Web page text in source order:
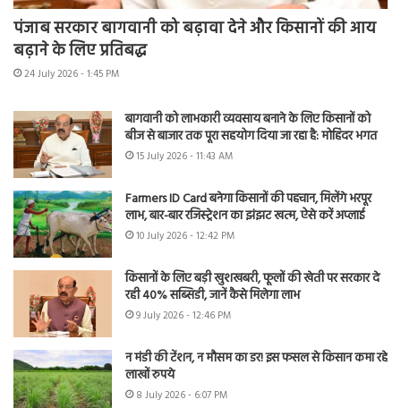
पंजाब सरकार बागवानी को बढ़ावा देने और किसानों की आय
बढ़ाने के लिए प्रतिबद्ध
24 July 2026 - 1:45 PM
बागवानी को लाभकारी व्यवसाय बनाने के लिए किसानों को
बीज से बाजार तक पूरा सहयोग दिया जा रहा है: मोहिंदर भगत
15 July 2026 - 11:43 AM
Farmers ID Card बनेगा किसानों की पहचान, मिलेंगे भरपूर
लाभ, बार-बार रजिस्ट्रेशन का झंझट खत्म, ऐसे करें अप्लाई
10 July 2026 - 12:42 PM
किसानों के लिए बड़ी खुशखबरी, फूलों की खेती पर सरकार दे
रही 40% सब्सिडी, जानें कैसे मिलेगा लाभ
9 July 2026 - 12:46 PM
न मंडी की टेंशन, न मौसम का डर! इस फसल से किसान कमा रहे
लाखों रुपये
8 July 2026 - 6:07 PM